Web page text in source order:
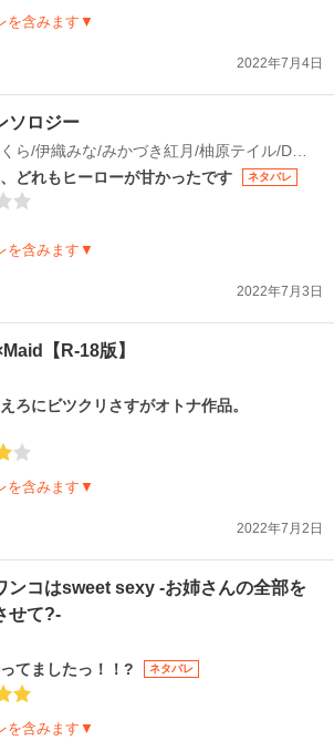
を含みます▼
2022年7月4日
ソロジー
どれもヒーローが甘かったです
ネタバレ
を含みます▼
2022年7月3日
【R-18版】
ろにビツクリさすがオトナ作品。
を含みます▼
2022年7月2日
ンコはsweet sexy ‐お姉さんの全部を
せて?‐
てましたっ！！?
ネタバレ
を含みます▼